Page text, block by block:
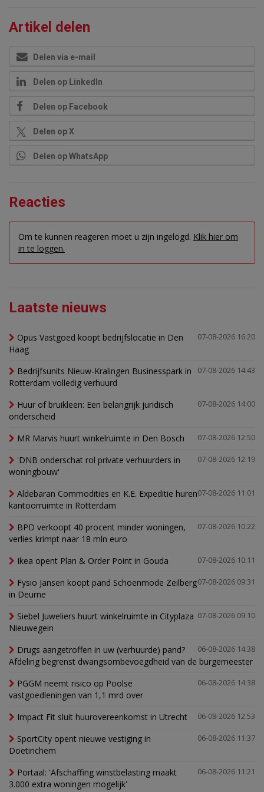
Artikel delen
Delen via e-mail
Delen op LinkedIn
Delen op Facebook
Delen op X
Delen op WhatsApp
Reacties
Om te kunnen reageren moet u zijn ingelogd. Klik hier om
in te loggen.
Laatste nieuws
07-08-2026 16:20
Opus Vastgoed koopt bedrijfslocatie in Den
Haag
07-08-2026 14:43
Bedrijfsunits Nieuw-Kralingen Businesspark in
Rotterdam volledig verhuurd
07-08-2026 14:00
Huur of bruikleen: Een belangrijk juridisch
onderscheid
07-08-2026 12:50
MR Marvis huurt winkelruimte in Den Bosch
07-08-2026 12:19
'DNB onderschat rol private verhuurders in
woningbouw'
07-08-2026 11:01
Aldebaran Commodities en K.E. Expeditie huren
kantoorruimte in Rotterdam
07-08-2026 10:22
BPD verkoopt 40 procent minder woningen,
verlies krimpt naar 18 mln euro
07-08-2026 10:11
Ikea opent Plan & Order Point in Gouda
07-08-2026 09:31
Fysio Jansen koopt pand Schoenmode Zeilberg
in Deurne
07-08-2026 09:10
Siebel Juweliers huurt winkelruimte in Cityplaza
Nieuwegein
06-08-2026 14:38
Drugs aangetroffen in uw (verhuurde) pand?
Afdeling begrenst dwangsombevoegdheid van de burgemeester
06-08-2026 14:38
PGGM neemt risico op Poolse
vastgoedleningen van 1,1 mrd over
06-08-2026 12:53
Impact Fit sluit huurovereenkomst in Utrecht
06-08-2026 11:37
SportCity opent nieuwe vestiging in
Doetinchem
06-08-2026 11:21
Portaal: 'Afschaffing winstbelasting maakt
3.000 extra woningen mogelijk'